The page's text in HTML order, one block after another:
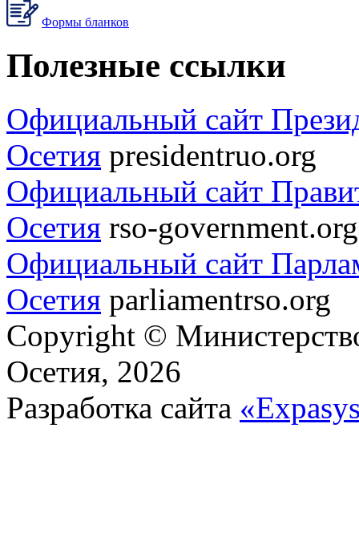
Формы бланков
Полезные ссылки
Официальный сайт
Осетия presidentruo.org
Официальный сайт
Осетия rso-government.org
Официальный сайт
Осетия parliamentrso.org
Copyright ©
Осетия, 2026
Разработка сайта